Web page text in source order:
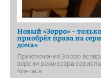
Новый «Зорро» –
приобрёл права на
дома»
Приключения Зорро
версии режиссёра
Кинтаса